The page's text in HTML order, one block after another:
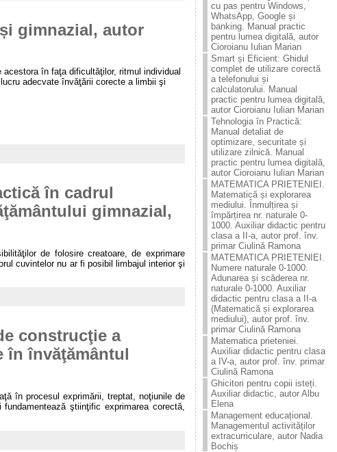
gimnazial, autor
în faţa dificultăţilor, ritmul individual
adecvate învăţării corecte a limbii şi
în cadrul
gimnazial,
de folosire creatoare, de exprimare
cuvintelor nu ar fi posibil limbajul interior şi
construcţie a
învăţământul
în procesul exprimării, treptat, noţiunile de
ştiinţific exprimarea corectă,
cu pas pentru Windows,
WhatsApp, Google și
banking. Manual practic
pentru lumea digitală, autor
Cioroianu Iulian Marian
Smart și Eficient: Ghidul
complet de utilizare corectă
a telefonului și
calculatorului. Manual
practic pentru lumea digitală,
autor Cioroianu Iulian Marian
Tehnologia în Practică:
Manual detaliat de
optimizare, securitate și
utilizare zilnică. Manual
practic pentru lumea digitală,
autor Cioroianu Iulian Marian
MATEMATICA PRIETENIEI.
Matematică și explorarea
mediului. Înmulțirea și
împărțirea nr. naturale 0-
1000. Auxiliar didactic pentru
clasa a II-a, autor prof. înv.
primar Ciulină Ramona
MATEMATICA PRIETENIEI.
Numere naturale 0-1000.
Adunarea și scăderea nr.
naturale 0-1000. Auxiliar
didactic pentru clasa a II-a
(Matematică și explorarea
mediului), autor prof. înv.
primar Ciulină Ramona
Matematica prieteniei.
Auxiliar didactic pentru clasa
a IV-a, autor prof. înv. primar
Ciulină Ramona
Ghicitori pentru copii isteți.
Auxiliar didactic, autor Albu
Elena
Management educațional.
Managementul activităților
extracurriculare, autor Nadia
Bochiș